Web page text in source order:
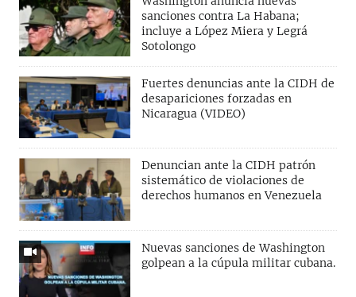
sanciones contra La Habana;
incluye a López Miera y Legrá
Sotolongo
Fuertes denuncias ante la CIDH de
desapariciones forzadas en
Nicaragua (VIDEO)
Denuncian ante la CIDH patrón
sistemático de violaciones de
derechos humanos en Venezuela
Nuevas sanciones de Washington
golpean a la cúpula militar cubana.